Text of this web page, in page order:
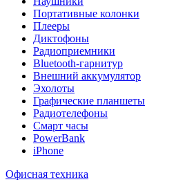
Портативные колонки
Плееры
Диктофоны
Радиоприемники
Bluetooth-гарнитур
Внешний аккумулятор
Эхолоты
Графические планшеты
Радиотелефоны
Смарт часы
PowerBank
iPhone
Офисная техника